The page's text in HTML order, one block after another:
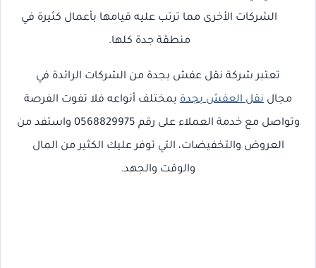
الشركات الأخرى مما ترتب عليه قيامها بأعمال كثيرة في
منطقة جدة كلها.
تعتبر شركة نقل عفش بجدة من الشركات الرائدة في
مجال نقل العفش بجدة بمختلف أنواعه فلا تفوت الفرصة
وتواصل مع خدمة العملاء على رقم 0568829975 واستفد من
العروض والتخفيضات، التي توفر عليك الكثير من المال
والوقت والجهد.